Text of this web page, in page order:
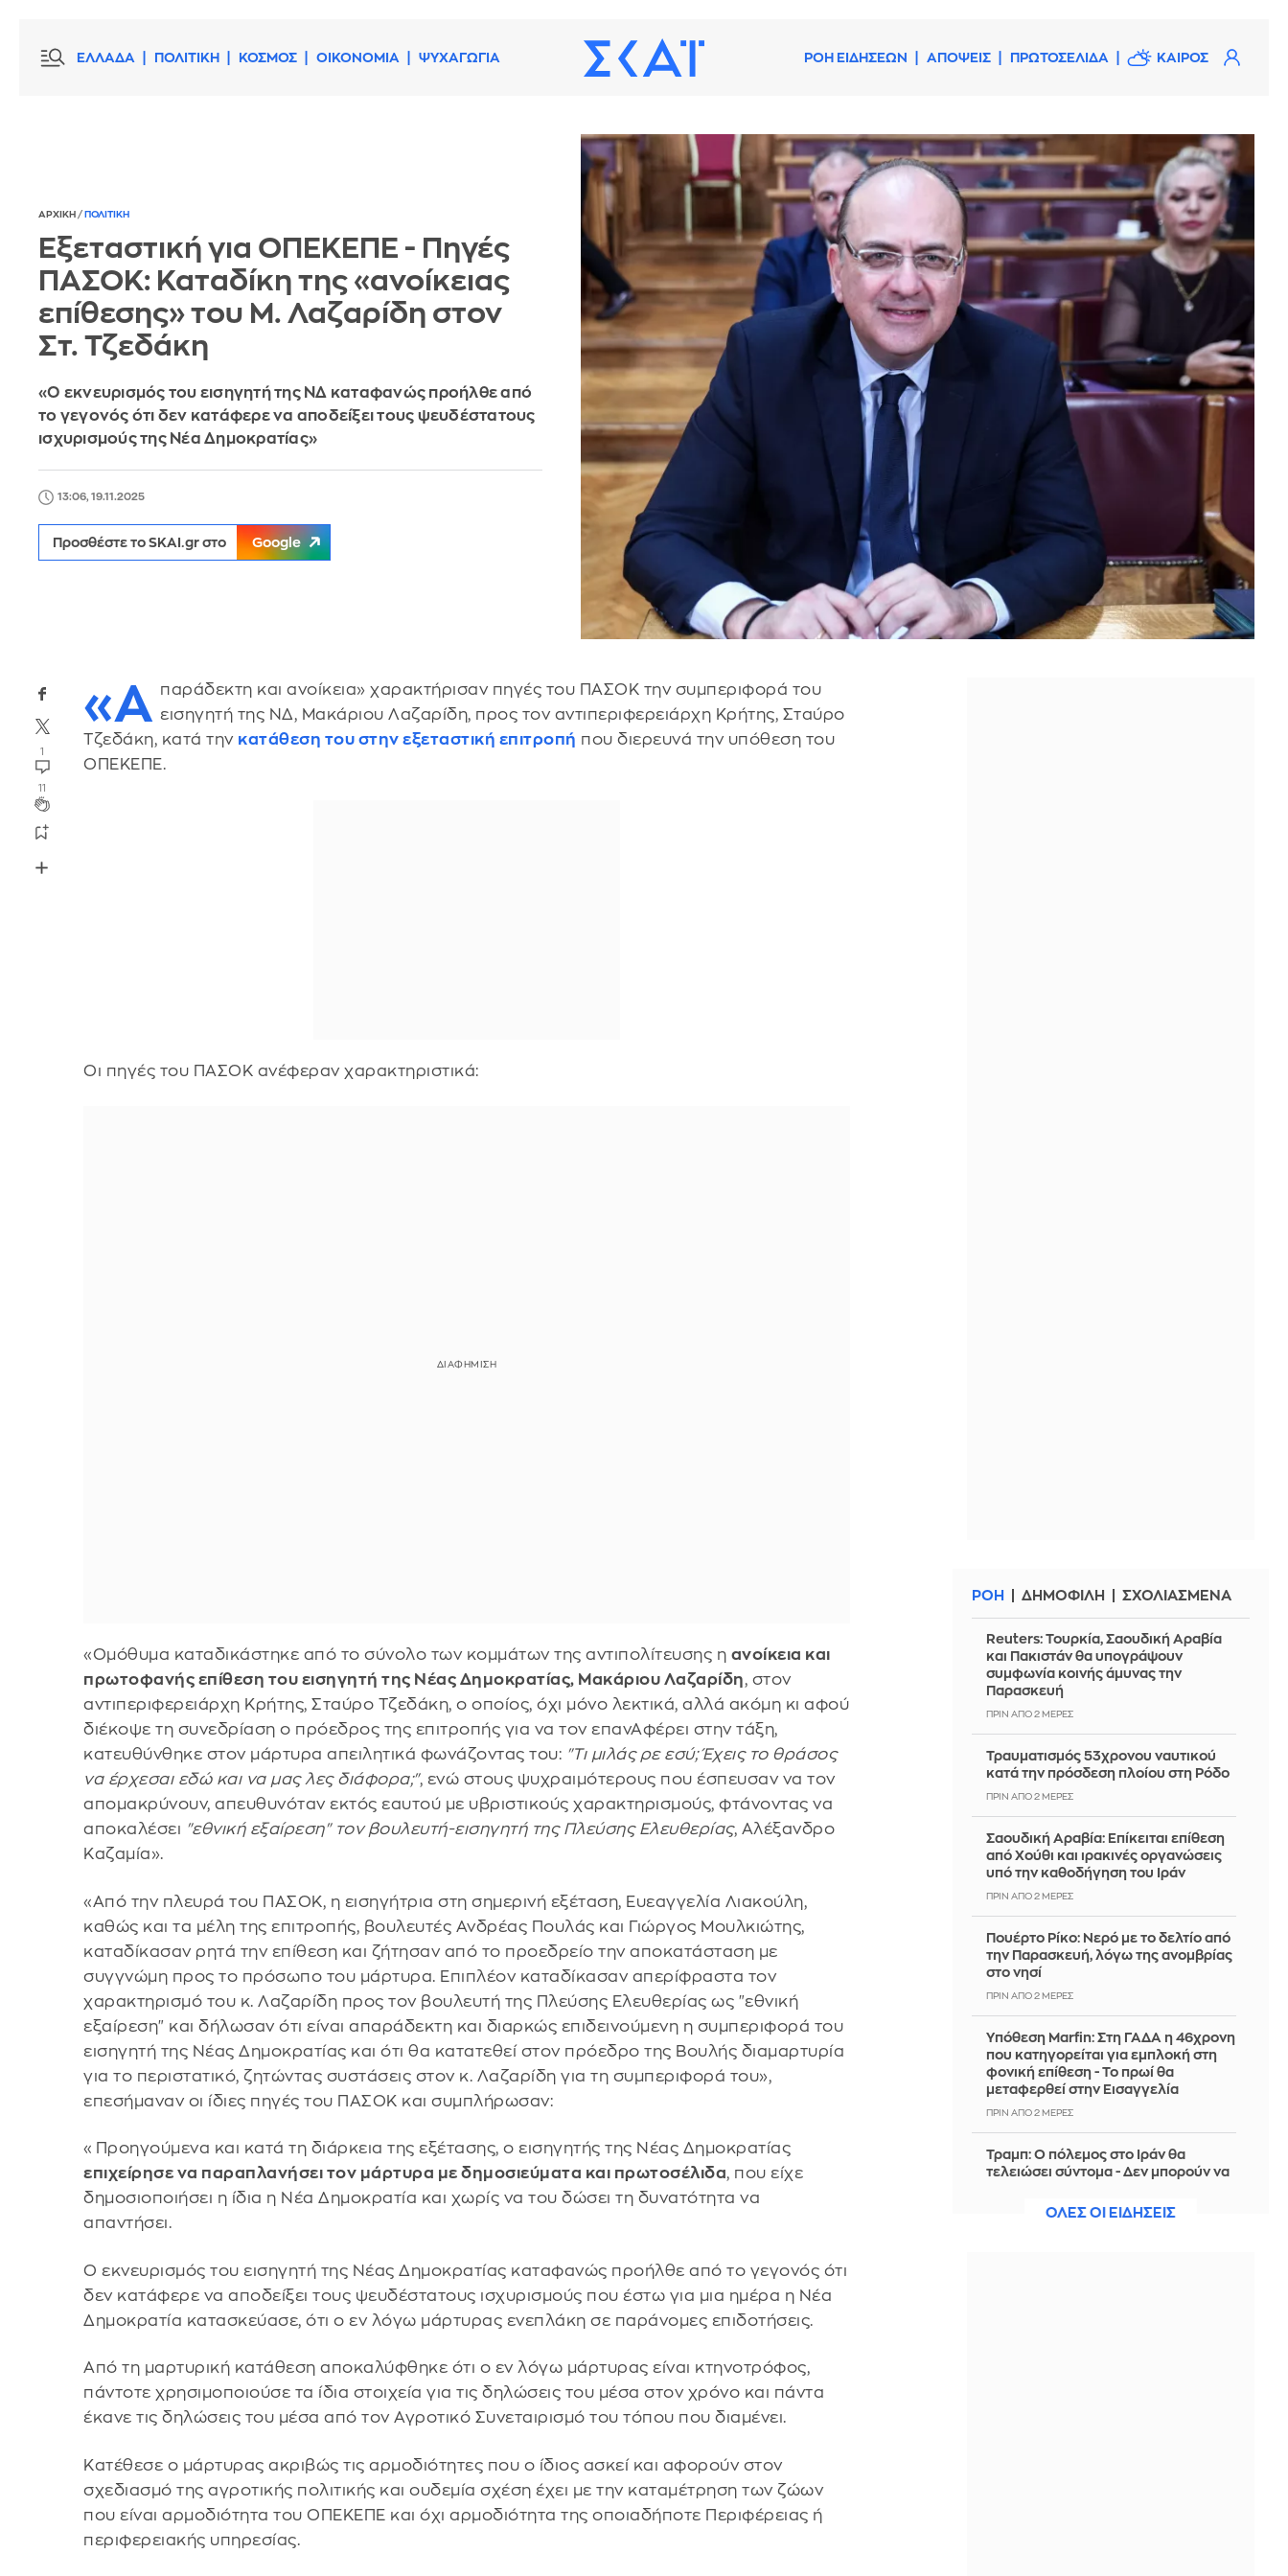
ΕΛΛΑΔΑ ΠΟΛΙΤΙΚΗ ΚΟΣΜΟΣ ΟΙΚΟΝΟΜΙΑ ΨΥΧΑΓΩΓΙΑ ΡΟΗ ΕΙΔΗΣΕΩΝ ΑΠΟΨΕΙΣ ΠΡΩΤΟΣΕΛΙΔΑ ΚΑΙΡΟΣ
ΑΡΧΙΚΗ / ΠΟΛΙΤΙΚΗ
Εξεταστική για ΟΠΕΚΕΠΕ - Πηγές
ΠΑΣΟΚ: Καταδίκη της «ανοίκειας
επίθεσης» του Μ. Λαζαρίδη στον
Στ. Τζεδάκη
«Ο εκνευρισμός του εισηγητή της ΝΔ καταφανώς προήλθε από
το γεγονός ότι δεν κατάφερε να αποδείξει τους ψευδέστατους
ισχυρισμούς της Νέα Δημοκρατίας»
13:06, 19.11.2025
Προσθέστε το SKAI.gr στο Google
1
11
«Α παράδεκτη και ανοίκεια» χαρακτήρισαν πηγές του ΠΑΣΟΚ την συμπεριφορά του
εισηγητή της ΝΔ, Μακάριου Λαζαρίδη, προς τον αντιπεριφερειάρχη Κρήτης, Σταύρο
Τζεδάκη, κατά την κατάθεση του στην εξεταστική επιτροπή που διερευνά την υπόθεση του
ΟΠΕΚΕΠΕ.
Οι πηγές του ΠΑΣΟΚ ανέφεραν χαρακτηριστικά:
«Ομόθυμα καταδικάστηκε από το σύνολο των κομμάτων της αντιπολίτευσης η ανοίκεια και
πρωτοφανής επίθεση του εισηγητή της Νέας Δημοκρατίας, Μακάριου Λαζαρίδη, στον
αντιπεριφερειάρχη Κρήτης, Σταύρο Τζεδάκη, ο οποίος, όχι μόνο λεκτικά, αλλά ακόμη κι αφού
διέκοψε τη συνεδρίαση ο πρόεδρος της επιτροπής για να τον επανΑφέρει στην τάξη,
κατευθύνθηκε στον μάρτυρα απειλητικά φωνάζοντας του: "Τι μιλάς ρε εσύ; Έχεις το θράσος
να έρχεσαι εδώ και να μας λες διάφορα;", ενώ στους ψυχραιμότερους που έσπευσαν να τον
απομακρύνουν, απευθυνόταν εκτός εαυτού με υβριστικούς χαρακτηρισμούς, φτάνοντας να
αποκαλέσει "εθνική εξαίρεση" τον βουλευτή-εισηγητή της Πλεύσης Ελευθερίας, Αλέξανδρο
Καζαμία».
«Από την πλευρά του ΠΑΣΟΚ, η εισηγήτρια στη σημερινή εξέταση, Ευεαγγελία Λιακούλη,
καθώς και τα μέλη της επιτροπής, βουλευτές Ανδρέας Πουλάς και Γιώργος Μουλκιώτης,
καταδίκασαν ρητά την επίθεση και ζήτησαν από το προεδρείο την αποκατάσταση με
συγγνώμη προς το πρόσωπο του μάρτυρα. Επιπλέον καταδίκασαν απερίφραστα τον
χαρακτηρισμό του κ. Λαζαρίδη προς τον βουλευτή της Πλεύσης Ελευθερίας ως "εθνική
εξαίρεση" και δήλωσαν ότι είναι απαράδεκτη και διαρκώς επιδεινούμενη η συμπεριφορά του
εισηγητή της Νέας Δημοκρατίας και ότι θα κατατεθεί στον πρόεδρο της Βουλής διαμαρτυρία
για το περιστατικό, ζητώντας συστάσεις στον κ. Λαζαρίδη για τη συμπεριφορά του»,
επεσήμαναν οι ίδιες πηγές του ΠΑΣΟΚ και συμπλήρωσαν:
«Προηγούμενα και κατά τη διάρκεια της εξέτασης, ο εισηγητής της Νέας Δημοκρατίας
επιχείρησε να παραπλανήσει τον μάρτυρα με δημοσιεύματα και πρωτοσέλιδα, που είχε
δημοσιοποιήσει η ίδια η Νέα Δημοκρατία και χωρίς να του δώσει τη δυνατότητα να
απαντήσει.
Ο εκνευρισμός του εισηγητή της Νέας Δημοκρατίας καταφανώς προήλθε από το γεγονός ότι
δεν κατάφερε να αποδείξει τους ψευδέστατους ισχυρισμούς που έστω για μια ημέρα η Νέα
Δημοκρατία κατασκεύασε, ότι ο εν λόγω μάρτυρας ενεπλάκη σε παράνομες επιδοτήσεις.
Από τη μαρτυρική κατάθεση αποκαλύφθηκε ότι ο εν λόγω μάρτυρας είναι κτηνοτρόφος,
πάντοτε χρησιμοποιούσε τα ίδια στοιχεία για τις δηλώσεις του μέσα στον χρόνο και πάντα
έκανε τις δηλώσεις του μέσα από τον Αγροτικό Συνεταιρισμό του τόπου που διαμένει.
Κατέθεσε ο μάρτυρας ακριβώς τις αρμοδιότητες που ο ίδιος ασκεί και αφορούν στον
σχεδιασμό της αγροτικής πολιτικής και ουδεμία σχέση έχει με την καταμέτρηση των ζώων
που είναι αρμοδιότητα του ΟΠΕΚΕΠΕ και όχι αρμοδιότητα της οποιαδήποτε Περιφέρειας ή
περιφερειακής υπηρεσίας.
ΡΟΗ ΔΗΜΟΦΙΛΗ ΣΧΟΛΙΑΣΜΕΝΑ
Reuters: Τουρκία, Σαουδική Αραβία
και Πακιστάν θα υπογράψουν
συμφωνία κοινής άμυνας την
Παρασκευή
ΠΡΙΝ ΑΠΌ 2 ΜΈΡΕΣ
Τραυματισμός 53χρονου ναυτικού
κατά την πρόσδεση πλοίου στη Ρόδο
ΠΡΙΝ ΑΠΌ 2 ΜΈΡΕΣ
Σαουδική Αραβία: Επίκειται επίθεση
από Χούθι και ιρακινές οργανώσεις
υπό την καθοδήγηση του Ιράν
ΠΡΙΝ ΑΠΌ 2 ΜΈΡΕΣ
Πουέρτο Ρίκο: Νερό με το δελτίο από
την Παρασκευή, λόγω της ανομβρίας
στο νησί
ΠΡΙΝ ΑΠΌ 2 ΜΈΡΕΣ
Υπόθεση Marfin: Στη ΓΑΔΑ η 46χρονη
που κατηγορείται για εμπλοκή στη
φονική επίθεση - Το πρωί θα
μεταφερθεί στην Εισαγγελία
ΠΡΙΝ ΑΠΌ 2 ΜΈΡΕΣ
Τραμπ: Ο πόλεμος στο Ιράν θα
τελειώσει σύντομα - Δεν μπορούν να
ΠΡΙΝ ΑΠΌ 2 ΜΈΡΕΣΟΛΕΣ ΟΙ ΕΙΔΗΣΕΙΣ